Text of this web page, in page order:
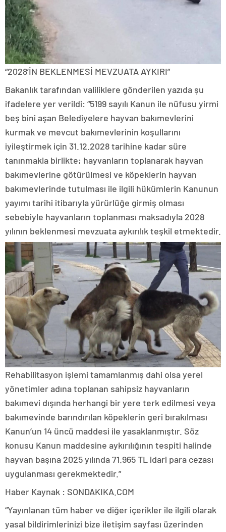
“2028’İN BEKLENMESİ MEVZUATA AYKIRI”
Bakanlık tarafından valiliklere gönderilen yazıda şu
ifadelere yer verildi: “5199 sayılı Kanun ile nüfusu yirmi
beş bini aşan Belediyelere hayvan bakımevlerini
kurmak ve mevcut bakımevlerinin koşullarını
iyileştirmek için 31.12.2028 tarihine kadar süre
tanınmakla birlikte; hayvanların toplanarak hayvan
bakımevlerine götürülmesi ve köpeklerin hayvan
bakımevlerinde tutulması ile ilgili hükümlerin Kanunun
yayımı tarihi itibarıyla yürürlüğe girmiş olması
sebebiyle hayvanların toplanması maksadıyla 2028
yılının beklenmesi mevzuata aykırılık teşkil etmektedir.
Rehabilitasyon işlemi tamamlanmış dahi olsa yerel
yönetimler adına toplanan sahipsiz hayvanların
bakımevi dışında herhangi bir yere terk edilmesi veya
bakımevinde barındırılan köpeklerin geri bırakılması
Kanun’un 14 üncü maddesi ile yasaklanmıştır. Söz
konusu Kanun maddesine aykırılığının tespiti halinde
hayvan başına 2025 yılında 71.965 TL idari para cezası
uygulanması gerekmektedir.”
Haber Kaynak : SONDAKIKA.COM
“Yayınlanan tüm haber ve diğer içerikler ile ilgili olarak
yasal bildirimlerinizi bize iletişim sayfası üzerinden